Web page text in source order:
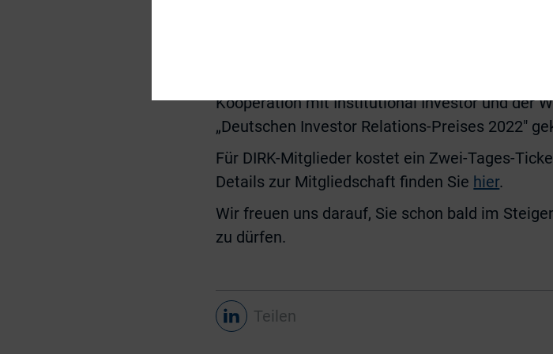
Kooperation mit Institutional Investor und der
„Deutschen Investor Relations-Preises 2022″
Für DIRK-Mitglieder kostet ein Zwei-Tages-
Details zur Mitgliedschaft finden Sie hier.
Wir freuen uns darauf, Sie schon bald im
zu dürfen.
Teilen